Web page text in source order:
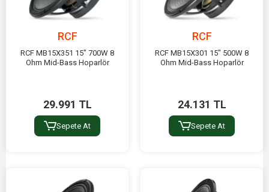
RCF
RCF MB15X351 15" 700W 8
Ohm Mid-Bass Hoparlör
29.991 TL
Sepete At
RCF
RCF MB15X301 15" 500W 8
Ohm Mid-Bass Hoparlör
24.131 TL
Sepete At